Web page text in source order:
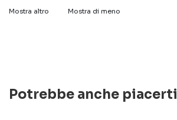
Mostra altro Mostra di meno
Potrebbe anche piacerti